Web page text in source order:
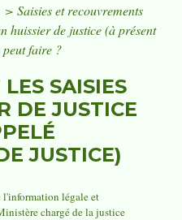
> Saisies et recouvrements
huissier de justice (à présent
faire ?
SAISIES
DE JUSTICE
JUSTICE)
légale et
chargé de la justice